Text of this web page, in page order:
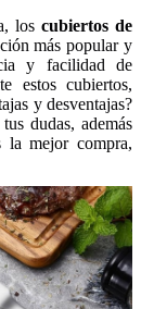
los cubiertos de
más popular y
y facilidad de
estos cubiertos,
y desventajas?
dudas, además
la mejor compra,